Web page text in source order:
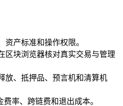
资产标准和操作权限。
区块浏览器核对真实交易与管理
放、抵押品、预言机和清算机
费率、跨链费和退出成本。